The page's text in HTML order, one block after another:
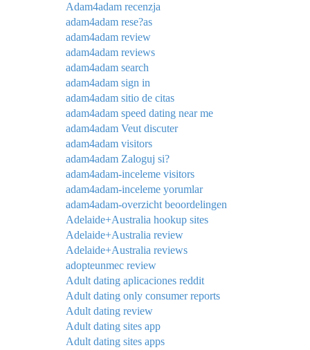
Adam4adam recenzja
adam4adam rese?as
adam4adam review
adam4adam reviews
adam4adam search
adam4adam sign in
adam4adam sitio de citas
adam4adam speed dating near me
adam4adam Veut discuter
adam4adam visitors
adam4adam Zaloguj si?
adam4adam-inceleme visitors
adam4adam-inceleme yorumlar
adam4adam-overzicht beoordelingen
Adelaide+Australia hookup sites
Adelaide+Australia review
Adelaide+Australia reviews
adopteunmec review
Adult dating aplicaciones reddit
Adult dating only consumer reports
Adult dating review
Adult dating sites app
Adult dating sites apps